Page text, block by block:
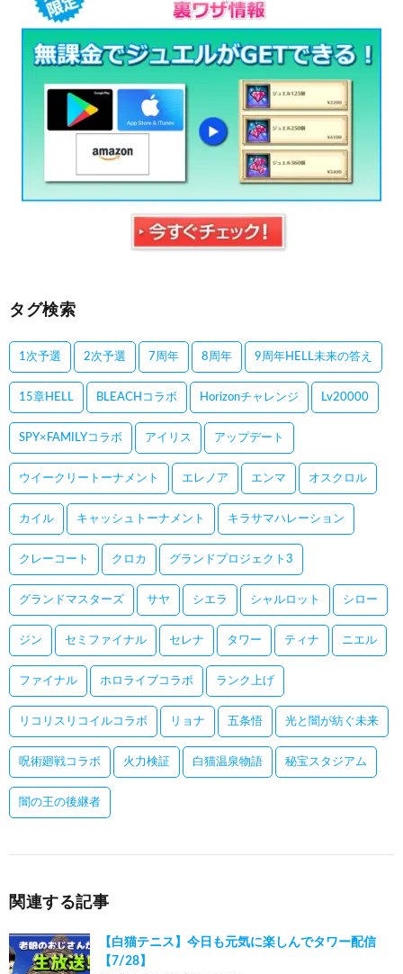
タグ検索
1次予選 2次予選 7周年 8周年 9周年HELL未来の答え
15章HELL BLEACHコラボ Horizonチャレンジ Lv20000
SPY×FAMILYコラボ アイリス アップデート
ウイークリートーナメント エレノア エンマ オスクロル
カイル キャッシュトーナメント キラサマハレーション
クレーコート クロカ グランドプロジェクト3
グランドマスターズ サヤ シエラ シャルロット シロー
ジン セミファイナル セレナ タワー ティナ ニエル
ファイナル ホロライブコラボ ランク上げ
リコリスリコイルコラボ リョナ 五条悟 光と闇が紡ぐ未来
呪術廻戦コラボ 火力検証 白猫温泉物語 秘宝スタジアム
闇の王の後継者
関連する記事
【白猫テニス】今日も元気に楽しんでタワー配信
【7/28】